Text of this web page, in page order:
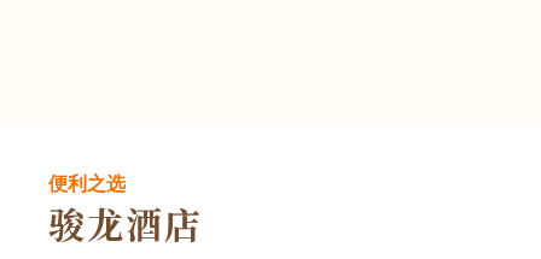
便利之选
骏龙酒店